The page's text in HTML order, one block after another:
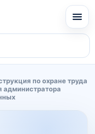
по охране труда
администратора